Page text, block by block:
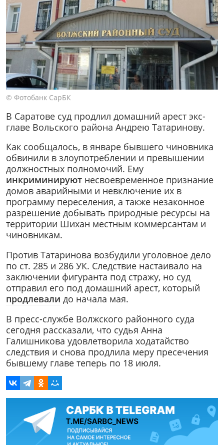
© Фотобанк СарБК
В Саратове суд продлил домашний арест экс-
главе Вольского района Андрею Татаринову.
Как сообщалось, в январе бывшего чиновника
обвинили в злоупотреблении и превышении
должностных полномочий. Ему
инкриминируют несвоевременное признание
домов аварийными и невключение их в
программу переселения, а также незаконное
разрешение добывать природные ресурсы на
территории Шихан местным коммерсантам и
чиновникам.
Против Татаринова возбудили уголовное дело
по ст. 285 и 286 УК. Следствие настаивало на
заключении фигуранта под стражу, но суд
отправил его под домашний арест, который
продлевали до начала мая.
В пресс-службе Волжского районного суда
сегодня рассказали, что судья Анна
Галишникова удовлетворила ходатайство
следствия и снова продлила меру пресечения
бывшему главе теперь по 18 июля.